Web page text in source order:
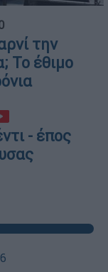
την
Το έθιμο
- έπος